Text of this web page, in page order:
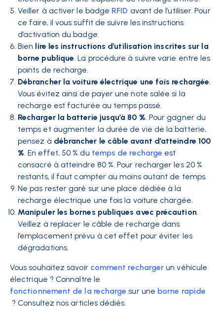
Veiller à activer le badge RFID avant de l’utiliser. Pour
ce faire, il vous suffit de suivre les instructions
d’activation du badge.
Bien lire les instructions d’utilisation inscrites sur la
borne publique. La procédure à suivre varie entre les
points de recharge.
Débrancher la voiture électrique une fois rechargée.
Vous évitez ainsi de payer une note salée si la
recharge est facturée au temps passé.
Recharger la batterie jusqu’à 80 %. Pour gagner du
temps et augmenter la durée de vie de la batterie,
pensez à débrancher le câble avant d’atteindre 100
%. En effet, 50 % du temps de recharge est
consacré à atteindre 80 %. Pour recharger les 20 %
restants, il faut compter au moins autant de temps.
Ne pas rester garé sur une place dédiée à la
recharge électrique une fois la voiture chargée.
Manipuler les bornes publiques avec précaution.
Veillez à replacer le câble de recharge dans
l’emplacement prévu à cet effet pour éviter les
dégradations.
Vous souhaitez savoir comment recharger un véhicule
électrique ? Connaître le
fonctionnement de la recharge sur une borne rapide
? Consultez nos articles dédiés.